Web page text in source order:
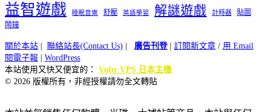
益智遊戲 睡眠音樂 舒壓 英語學習 解謎遊戲 計時器
貼圖
鬧鐘
關於本站 | 聯絡站長(Contact Us) | 廣告刊登| 訂閱新文章 / 用 Email
閱電子報 | WordPress
本站使用又快又便宜的： Vultr VPS 日本主機
© 2026 版權所有，非經授權請勿全文轉貼